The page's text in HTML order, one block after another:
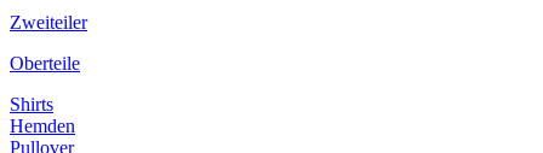
Zweiteiler
Oberteile
Shirts
Hemden
Pullover